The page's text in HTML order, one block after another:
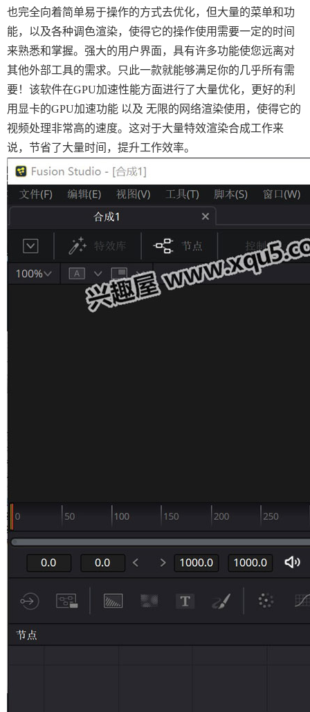
也完全向着简单易于操作的方式去优化，但大量的菜单和功
能，以及各种调色渲染，使得它的操作使用需要一定的时间
来熟悉和掌握。强大的用户界面，具有许多功能使您远离对
其他外部工具的需求。只此一款就能够满足你的几乎所有需
要！该软件在GPU加速性能方面进行了大量优化，更好的利
用显卡的GPU加速功能 以及 无限的网络渲染使用，使得它的
视频处理非常高的速度。这对于大量特效渲染合成工作来
说，节省了大量时间，提升工作效率。